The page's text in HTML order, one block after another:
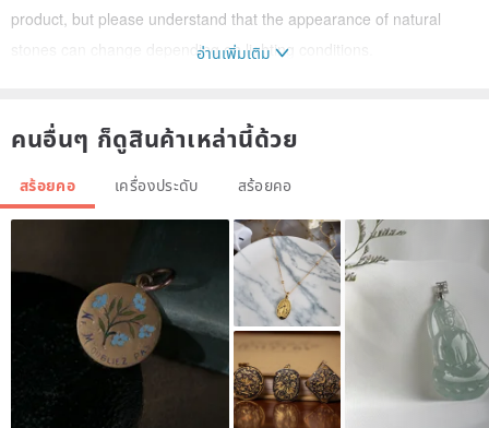
product, but please understand that the appearance of natural
stones can change depending on lighting conditions.
The milky pink hue evokes a sense of sweetness, inspiring feelings
of happiness. Pink opal is a gemstone highly recommended for
women looking to manifest their happy desires.
Pink opal is one of the stones that strongly symbolizes femininity,
said to enhance the secretion of female hormones.
This makes it beneficial for women's beauty and may positively
influence symptoms of menopause.
Beyond these benefits, pink opal supports heartfelt self-expression,
helping you to bring forth your inner radiance.
อ่านเพิ่มเติม
คนอื่นๆ ก็ดูสินค้าเหล่านี้ด้วย
สร้อยคอ เครื่องประดับ สร้อยคอ